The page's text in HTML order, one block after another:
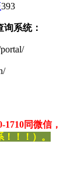
393
系统：
1710同微信，
！！）。